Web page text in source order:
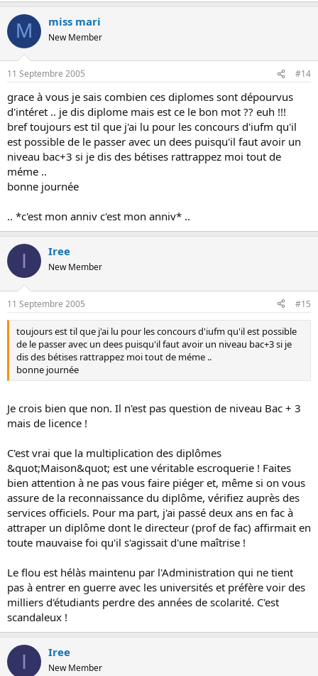
M miss mari
New Member
11 Septembre 2005 #14
grace à vous je sais combien ces diplomes sont dépourvus
d'intéret .. je dis diplome mais est ce le bon mot ?? euh !!!
bref toujours est til que j'ai lu pour les concours d'iufm qu'il
est possible de le passer avec un dees puisqu'il faut avoir un
niveau bac+3 si je dis des bétises rattrappez moi tout de
méme ..
bonne journée
.. *c'est mon anniv c'est mon anniv* ..
I Iree
New Member
11 Septembre 2005 #15
toujours est til que j'ai lu pour les concours d'iufm qu'il est possible
de le passer avec un dees puisqu'il faut avoir un niveau bac+3 si je
dis des bétises rattrappez moi tout de méme ..
bonne journée
Je crois bien que non. Il n'est pas question de niveau Bac + 3
mais de licence !
C'est vrai que la multiplication des diplômes
&quot;Maison&quot; est une véritable escroquerie ! Faites
bien attention à ne pas vous faire piéger et, même si on vous
assure de la reconnaissance du diplôme, vérifiez auprès des
services officiels. Pour ma part, j'ai passé deux ans en fac à
attraper un diplôme dont le directeur (prof de fac) affirmait en
toute mauvaise foi qu'il s'agissait d'une maîtrise !
Le flou est hélàs maintenu par l'Administration qui ne tient
pas à entrer en guerre avec les universités et préfère voir des
milliers d'étudiants perdre des années de scolarité. C'est
scandaleux !
I Iree
New Member